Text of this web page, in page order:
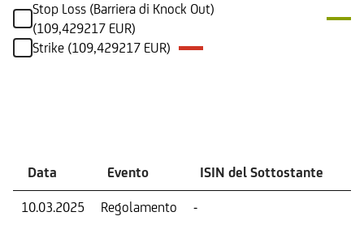
Stop Loss (Barriera di Knock Out)
(109,429217 EUR)
Strike (109,429217 EUR)
Data Evento ISIN del Sottostante
10.03.2025 Regolamento -